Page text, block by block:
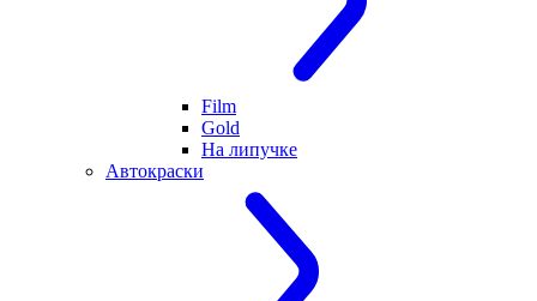
Film
Gold
На липучке
Автокраски